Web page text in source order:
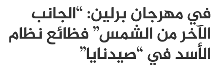
في مهرجان برلين: “الجانب
الآخر من الشمس” فظائع نظام
الأسد في “صيدنايا”